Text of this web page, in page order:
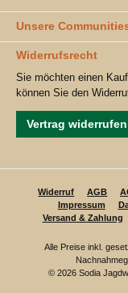
Unsere
Widerrufsrecht
Sie möchten einen
können Sie den
Vertrag widerrufen
Widerruf AGB
Impressum
Versand & Zahlung
Alle Preise inkl.
© 2026 Sodia